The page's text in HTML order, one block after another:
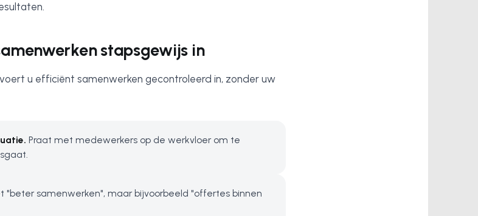
stapsgewijs in
u efficiënt samenwerken gecontroleerd in, zonder uw
Praat met medewerkers op de werkvloer om te
"beter samenwerken", maar bijvoorbeeld "offertes binnen